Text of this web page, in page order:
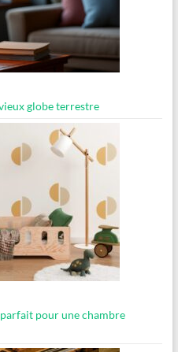
globe terrestre
pour une chambre